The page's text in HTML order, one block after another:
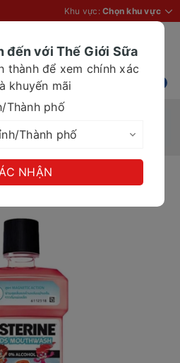
Khu vực: Chọn khu vực
Mẹ & Bé
Kids Dâu 250ml
đến với Thế Giới Sữa
thành để xem chính xác
khuyến mãi
Thành phố
NHẬN